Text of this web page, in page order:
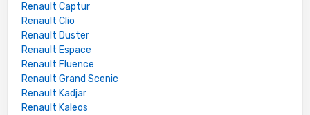
Renault Captur
Renault Clio
Renault Duster
Renault Espace
Renault Fluence
Renault Grand Scenic
Renault Kadjar
Renault Kaleos